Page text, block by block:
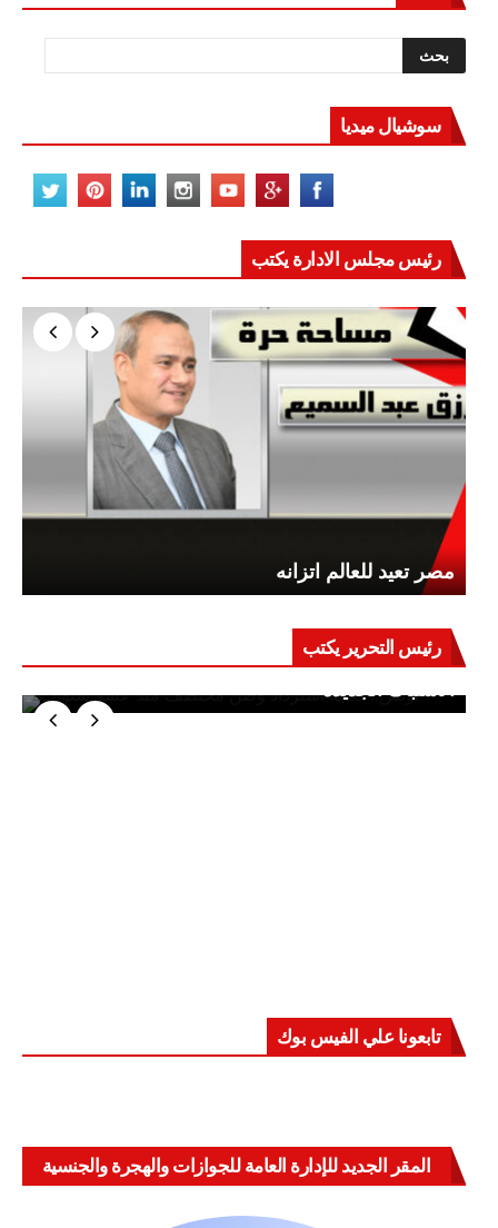
سوشيال ميديا
رئيس مجلس الادارة يكتب
مصر تعيد للعالم اتزانه
رئيس التحرير يكتب
حرب على العقول.. حادثة دمياط تكشف قواعد
الاشتباك الجديدة
تابعونا علي الفيس بوك
المقر الجديد للإدارة العامة للجوازات والهجرة والجنسية